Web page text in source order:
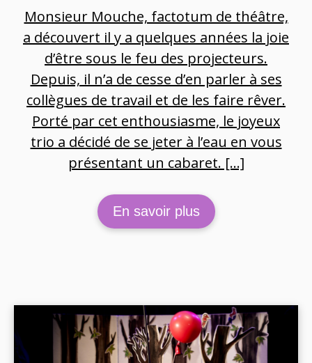
Monsieur Mouche, factotum de théâtre,
a découvert il y a quelques années la joie
d’être sous le feu des projecteurs.
Depuis, il n’a de cesse d’en parler à ses
collègues de travail et de les faire rêver.
Porté par cet enthousiasme, le joyeux
trio a décidé de se jeter à l’eau en vous
présentant un cabaret. […]
En savoir plus